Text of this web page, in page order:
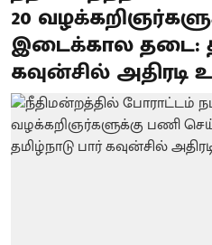
20
இடைக்கால தடை :
கவுன்சில் அதிரடி